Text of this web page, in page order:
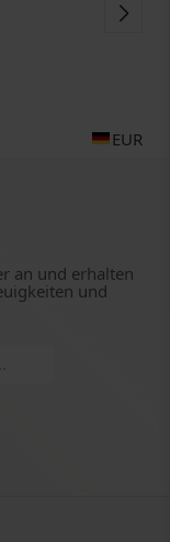
EUR
an und erhalten
und